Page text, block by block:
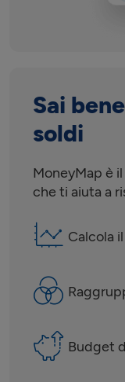
Sai
soldi
MoneyMap è
che ti aiuta a
Calcola
Budget